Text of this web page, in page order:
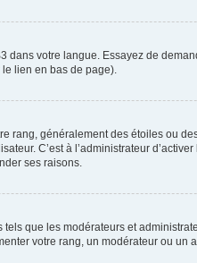
votre langue. Essayez de
lien en bas de page).
rang, généralement des étoiles ou
C’est à l’administrateur
ses raisons.
que les modérateurs et
votre rang, un modérateur ou